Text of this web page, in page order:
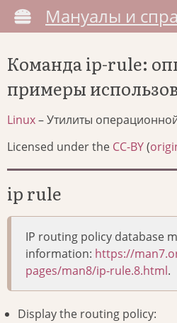
Мануалы и
Команда ip-rule:
примеры
Linux– Утилиты
Licensed under the CC-BY(
ip rule
IP routing policy database
information: https://
pages/man8/ip-rule.8.html.
Display the routing policy: